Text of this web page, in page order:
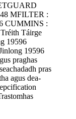
MFILTER :
CUMMINS :
Táirge
19596
19596
praghas
pras
agus dea-